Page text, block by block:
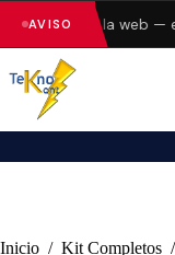
AVISO
errores en la web —
Inicio / Kit Completos /